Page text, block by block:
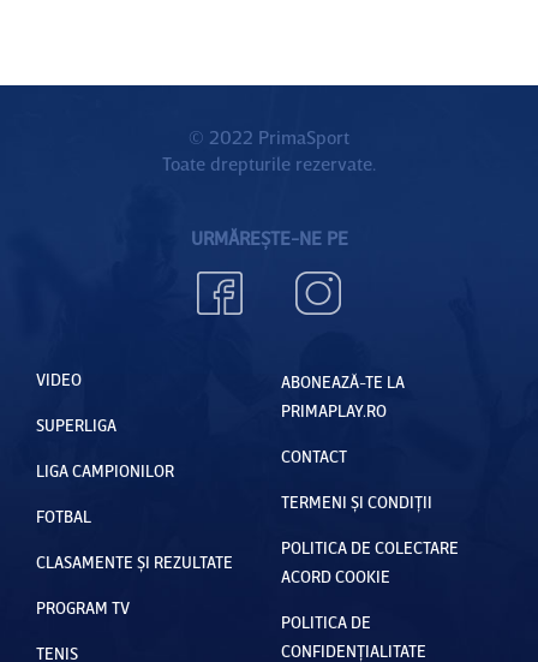
© 2022 PrimaSport
Toate drepturile rezervate.
URMĂREȘTE-NE PE
VIDEO
SUPERLIGA
LIGA CAMPIONILOR
FOTBAL
CLASAMENTE ȘI REZULTATE
PROGRAM TV
TENIS
ABONEAZĂ-TE LA
PRIMAPLAY.RO
CONTACT
TERMENI ȘI CONDIȚII
POLITICA DE COLECTARE
ACORD COOKIE
POLITICA DE
CONFIDENȚIALITATE